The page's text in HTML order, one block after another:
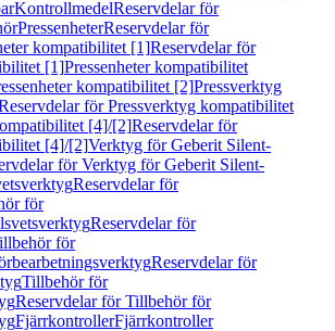
KontrollmedelReservdelar för
PressenheterReservdelar för
kompatibilitet [1]Reservdelar för
[1]Pressenheter kompatibilitet
kompatibilitet [2]Pressverktyg
för Pressverktyg kompatibilitet
[4]/[2]Reservdelar för
[4]/[2]Verktyg för Geberit Silent-
för Verktyg för Geberit Silent-
Reservdelar för
för
Reservdelar för
för
Reservdelar för
Tillbehör för
Reservdelar för Tillbehör för
FjärrkontrollerFjärrkontroller